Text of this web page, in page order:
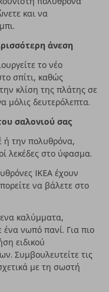
και να
άνεση
το νέο
σπίτι, καθώς
κλίση της πλάτης σε
μόλις δευτερόλεπτα.
σαλονιού σας
ή την πολυθρόνα,
λεκέδες στο ύφασμα.
IKEA έχουν
να βάλετε στο
καλύμματα,
ένα νωπό πανί. Για πιο
ειδικού
Συμβουλευτείτε τις
με τη σωστή